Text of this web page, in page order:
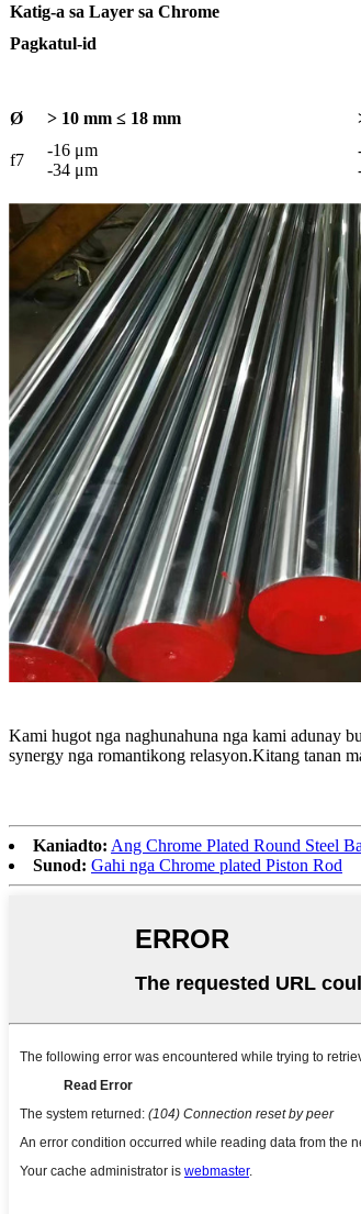
Katig-a sa Layer sa Chrome
Pagkatul-id
Ø > 10 mm ≤ 18 mm
f7
-16 μm
-34 μm
Kami hugot nga naghunahuna nga kami adunay
synergy nga romantikong relasyon.Kitang tanan
Kaniadto: Ang Chrome Plated Round Steel
Sunod: Gahi nga Chrome plated Piston Rod